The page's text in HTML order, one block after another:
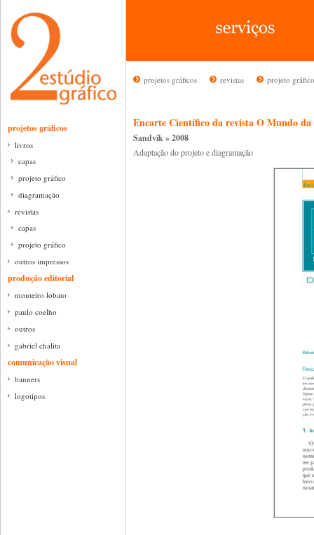
projetos gráficos
livros
capas
projeto gráfico
diagramação
revistas
capas
projeto gráfico
outros impressos
produção editorial
monteiro lobato
paulo coelho
outros
gabriel chalita
comunicação visual
banners
logotipos
projetos gráficos revistas projeto gráfico
Encarte Científico da revista O Mundo da
Sandvik » 2008
Adaptação do projeto e diagramação